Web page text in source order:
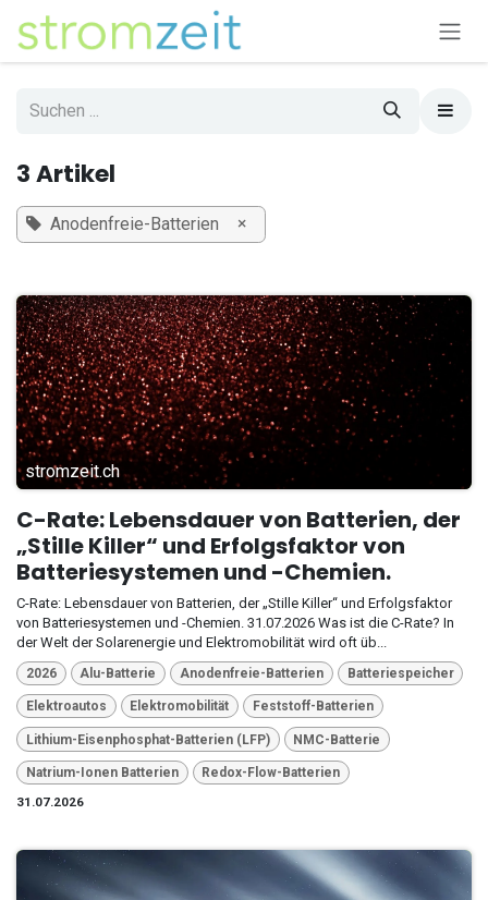
Zum Inhalt springen
3 Artikel
Anodenfreie-Batterien ×
stromzeit.ch
C-Rate: Lebensdauer von Batterien, der
„Stille Killer“ und Erfolgsfaktor von
Batteriesystemen und -Chemien.
C-Rate: Lebensdauer von Batterien, der „Stille Killer“ und Erfolgsfaktor
von Batteriesystemen und -Chemien. 31.07.2026 Was ist die C-Rate? In
der Welt der Solarenergie und Elektromobilität wird oft üb...
2026 Alu-Batterie Anodenfreie-Batterien Batteriespeicher
Elektroautos Elektromobilität Feststoff-Batterien
Lithium-Eisenphosphat-Batterien (LFP) NMC-Batterie
Natrium-Ionen Batterien
Redox-Flow-Batterien
31.07.2026